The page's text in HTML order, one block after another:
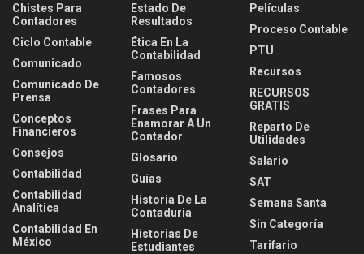
Chistes Para
Contadores
Ciclo Contable
Comunicado
Comunicado De
Prensa
Conceptos
Financieros
Consejos
Contabilidad
Contabilidad
Analítica
Contabilidad En
México
Estado De
Resultados
Ética En La
Contabilidad
Famosos
Contadores
Frases Para
Enamorar A Un
Contador
Glosario
Guías
Historia De La
Contaduria
Historias De
Estudiantes
Películas
Proceso Contable
PTU
Recursos
RECURSOS
GRATIS
Reparto De
Utilidades
Salario
SAT
Semana Santa
Sin Categoría
Tarifario